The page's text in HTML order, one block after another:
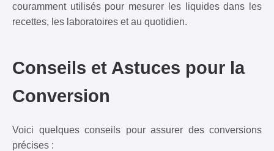
couramment utilisés pour mesurer les liquides dans les
recettes, les laboratoires et au quotidien.
Conseils et Astuces pour la
Conversion
Voici quelques conseils pour assurer des conversions
précises :